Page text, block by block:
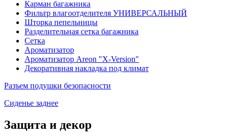
Карман багажника
Фильтр влагоотделителя УНИВЕРСАЛЬНЫЙ
Шторка пепельницы
Разделительная сетка багажника
Сетка
Ароматизатор
Ароматизатор Areon "X-Version"
Декоративная накладка под климат
Разъем подушки безопасности
Сиденье заднее
Защита и декор